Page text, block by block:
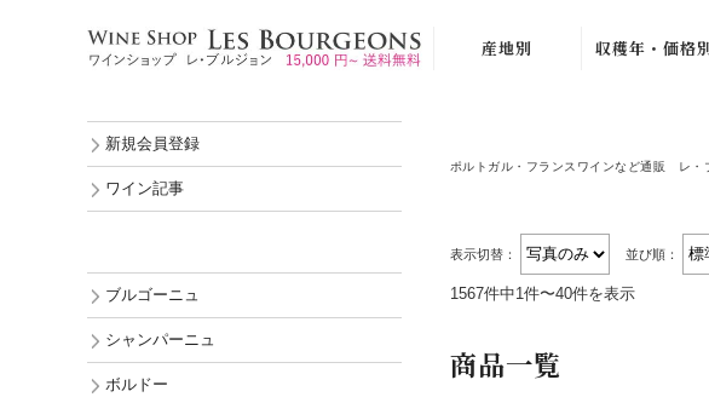
産地別
他フランス
スペイン
収穫年・価格
2010年〜2019年
2020年〜
ポルトガル・フランスワインなど通販 レ・
表示切替： 並び順：
1567件中1件〜40件を表示
商品一覧
新規会員登録
ワイン記事
ブルゴーニュ
シャンパーニュ
ボルドー